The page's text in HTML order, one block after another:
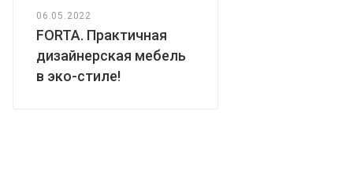
06.05.2022
FORTA. Практичная
дизайнерская мебель
в эко-стиле!